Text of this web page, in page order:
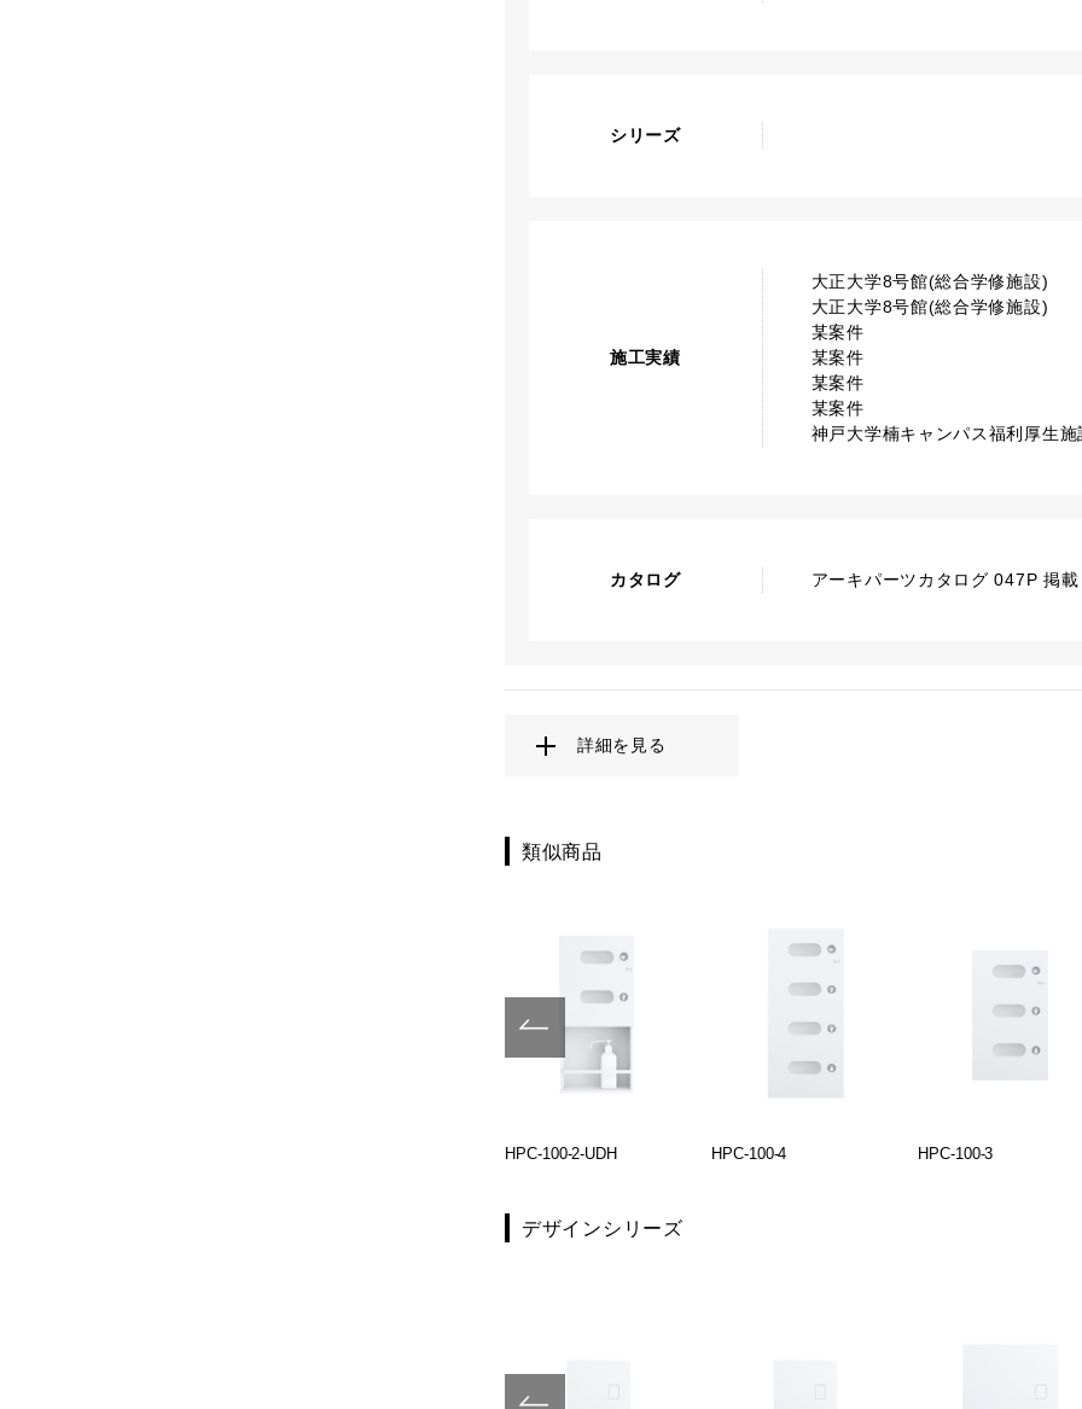
シリーズ
施工実績
大正大学8号館(総合学修施設)
大正大学8号館(総合学修施設)
某案件
某案件
某案件
某案件
神戸大学楠キャンパス福利厚生施
カタログ アーキパーツカタログ 047P 掲載
詳細を見る
類似商品
HPC-100-2-UDH HPC-100-4 HPC-100-3
デザインシリーズ